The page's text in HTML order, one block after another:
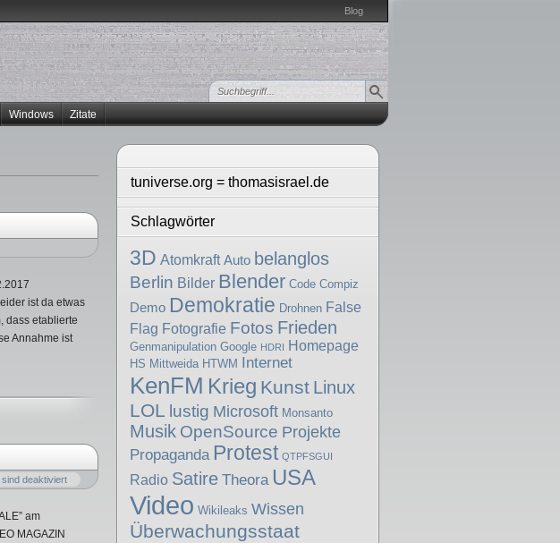
Blog
Windows Zitate
ist da etwas
dass etablierte
Annahme ist
deaktiviert
am
MAGAZIN
tuniverse.org = thomasisrael.de
Schlagwörter
3D Atomkraft Auto belanglos
Berlin Bilder Blender Code Compiz
Demo Demokratie Drohnen False
Flag Fotografie Fotos Frieden
Genmanipulation Google HDRI Homepage
HS Mittweida HTWM Internet
KenFM Krieg Kunst Linux
LOL lustig Microsoft Monsanto
Musik OpenSource Projekte
Propaganda Protest QTPFSGUI
Radio Satire Theora USA
Video Wikileaks Wissen
Überwachungsstaat